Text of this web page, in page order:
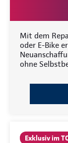
Mit dem
oder E-Bike
ohne
Exklusiv im